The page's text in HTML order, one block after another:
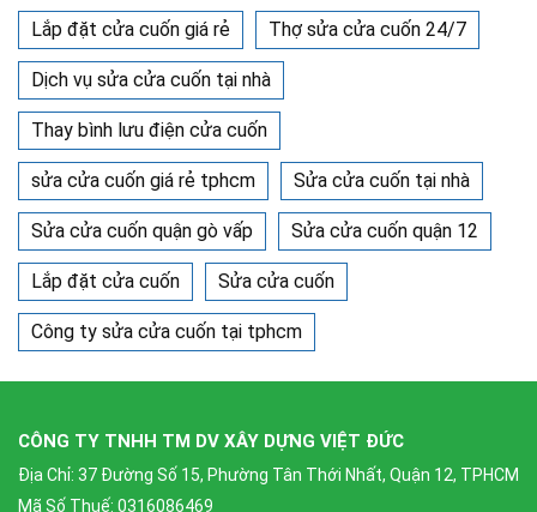
Lắp đặt cửa cuốn giá rẻ Thợ sửa cửa cuốn 24/7
Dịch vụ sửa cửa cuốn tại nhà
Thay bình lưu điện cửa cuốn
sửa cửa cuốn giá rẻ tphcm Sửa cửa cuốn tại nhà
Sửa cửa cuốn quận gò vấp Sửa cửa cuốn quận 12
Lắp đặt cửa cuốn Sửa cửa cuốn
Công ty sửa cửa cuốn tại tphcm
CÔNG TY TNHH TM DV XÂY DỰNG VIỆT ĐỨC
Địa Chỉ: 37 Đường Số 15, Phường Tân Thới Nhất, Quận 12, TPHCM
Mã Số Thuế: 0316086469